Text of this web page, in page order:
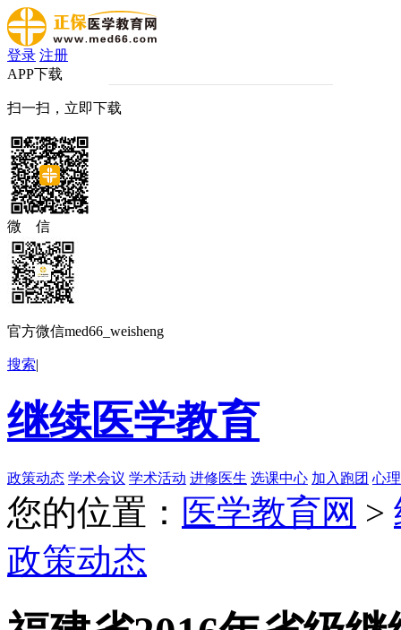
登录 注册
APP下载
扫一扫，立即下载
微 信
官方微信med66_weisheng
搜索|
继续医学教育
政策动态 学术会议 学术活动 进修医生 选课中心 加入跑团 心
您的位置： 医学教育网 >
政策动态